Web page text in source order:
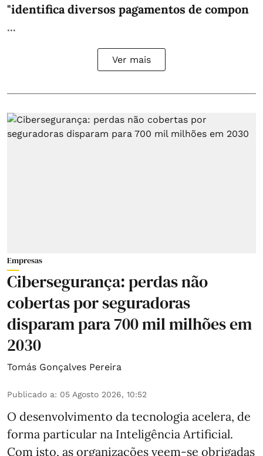
"identifica diversos pagamentos de compon
...
Ver mais
Empresas
Cibersegurança: perdas não
cobertas por seguradoras
disparam para 700 mil milhões em
2030
Tomás Gonçalves Pereira
Publicado a: 05 Agosto 2026, 10:52
O desenvolvimento da tecnologia acelera, de
forma particular na Inteligência Artificial.
Com isto, as organizações veem-se obrigadas